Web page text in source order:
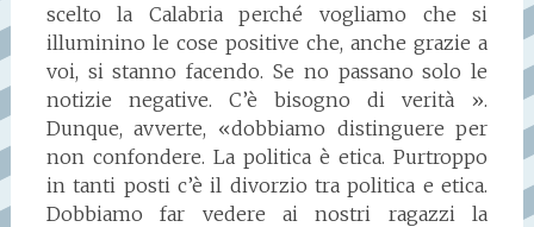
scelto la Calabria perché vogliamo che si
illuminino le cose positive che, anche grazie a
voi, si stanno facendo. Se no passano solo le
notizie negative. C’è bisogno di verità ».
Dunque, avverte, «dobbiamo distinguere per
non confondere. La politica è etica. Purtroppo
in tanti posti c’è il divorzio tra politica e etica.
Dobbiamo far vedere ai nostri ragazzi la